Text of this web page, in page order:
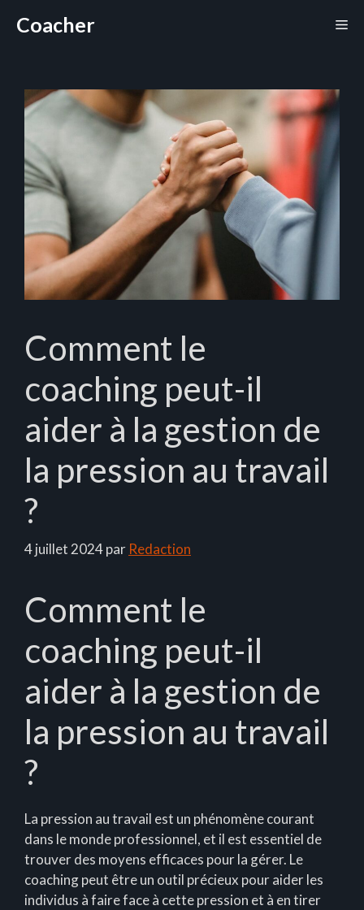
Coacher
Comment le
coaching peut-il
aider à la gestion de
la pression au travail
?
4 juillet 2024par Redaction
Comment le
coaching peut-il
aider à la gestion de
la pression au travail
?
La pression au travail est un phénomène courant
dans le monde professionnel, et il est essentiel de
trouver des moyens efficaces pour la gérer. Le
coaching peut être un outil précieux pour aider les
individus à faire face à cette pression et à en tirer